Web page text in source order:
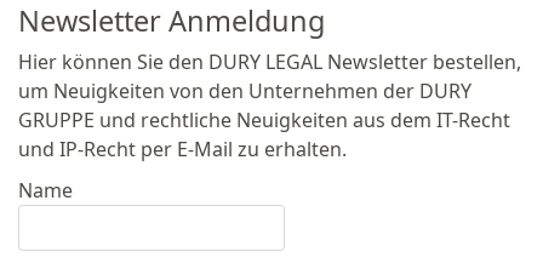
Newsletter Anmeldung
Hier können Sie den DURY LEGAL Newsletter bestellen,
um Neuigkeiten von den Unternehmen der DURY
GRUPPE und rechtliche Neuigkeiten aus dem IT-Recht
und IP-Recht per E-Mail zu erhalten.
Name